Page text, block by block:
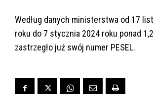
Według danych ministerstwa od 17
roku do 7 stycznia 2024 roku ponad
zastrzegło już swój numer PESEL.